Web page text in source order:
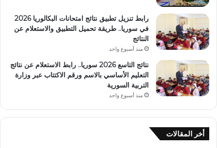
رابط تنزيل تطبيق نتائج امتحانات البكالوريا 2026
في سوريا.. طريقة تحميل التطبيق والاستعلام عن
النتائج
منذ أسبوع واحد
نتائج التاسع 2026 سوريا.. رابط الاستعلام عن نتائج
التعليم الأساسي بالاسم ورقم الاكتتاب عبر وزارة
التربية السورية
منذ أسبوع واحد
أخر المقالات